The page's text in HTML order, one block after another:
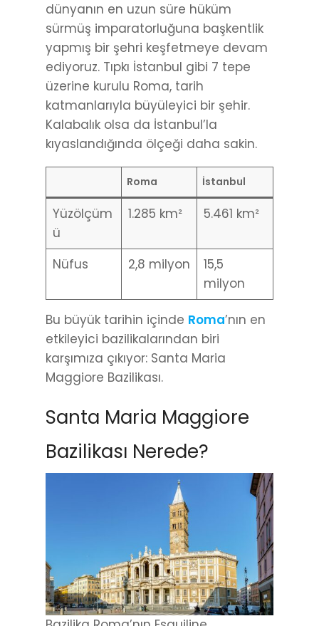
dünyanın en uzun süre hüküm
sürmüş imparatorluğuna başkentlik
yapmış bir şehri keşfetmeye devam
ediyoruz. Tıpkı İstanbul gibi 7 tepe
üzerine kurulu Roma, tarih
katmanlarıyla büyüleyici bir şehir.
Kalabalık olsa da İstanbul’la
kıyaslandığında ölçeği daha sakin.
Roma İstanbul
Yüzölçüm
ü
1.285 km² 5.461 km²
Nüfus 2,8 milyon
15,5
milyon
Bu büyük tarihin içinde Roma’nın en
etkileyici bazilikalarından biri
karşımıza çıkıyor: Santa Maria
Maggiore Bazilikası.
Santa Maria Maggiore
Bazilikası Nerede?